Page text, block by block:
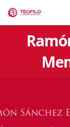
CLIENTES